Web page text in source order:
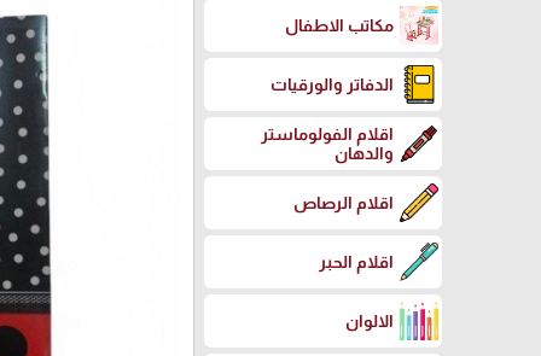
مكاتب الاطفال
الدفاتر والورقيات
اقلام الفولوماستر
والدهان
اقلام الرصاص
اقلام الحبر
الالوان